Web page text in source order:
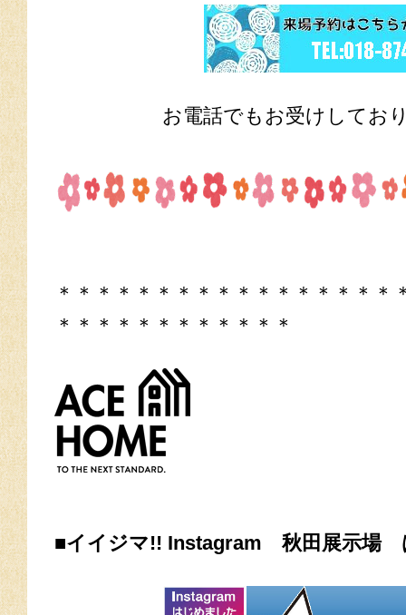
お電話でもお受けしてお
＊＊＊＊＊＊＊＊＊＊＊＊＊＊＊＊＊
＊＊＊＊＊＊＊＊＊＊＊＊
■イイジマ!! Instagram 秋田展示場